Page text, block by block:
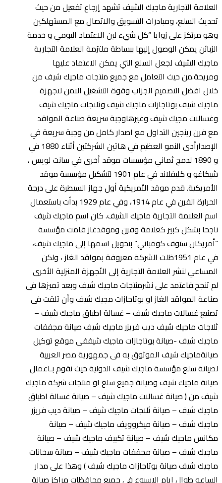
العلامة التجارية ماجيك الشيف تشهد إرجاع تفعيل من حيث
تحديث السلع، ومبادرات التسويق والاتصال مع المستهلكين
وهو مرتكز على زوايا “كل شيء لين الاعتماد اليومي و خدمة
الزبائن يمكن الوصول إليها ببساطة ملتزمة العلامة التجارية
ماجيك الشيف لجعل السلع التي يمكن الاعتماد عليها
ومريحة.من حيث التعامل مع جميع منتجات ماجيك شيف من
خلال افضل التصميم الجزاب وقوة التشغيل الامن لاجهزة
ماجيك شيف بوتاجازات ماجيك شيف وثلاجات ماجيك شيف
وغسالات مجيك شيف وغيرهاوجبة سريعة صناعة المواقد
مع فرن رينجين التداول مع اصدار كامل من وجبة سريعة في
الإصدارأدى النمو العظيم في هاتين الشركتين أثناء 1880 في
و 1890 لدمج ثماني مؤسسات موقد أخرى في سانت لويس ،
شيكاغو و كليفلاند في عام 1901 لتشكيل مؤسسة موقد
الأمريكية. قدم موقد الأمريكية أول جهاز السيطرة على درجة
الحرارة الفرن في عام 1914، وفي عام 1929 بدأت باستعمال
اسم العلامة التجارية ماجيك الشيف. كان اسم ماجيك شيف
ناجحا بشكل كبير كعلامة وفرن وموقدغاز قامت مؤسسة
“أمريكان ستوف كومباني” بتحويل اسمها إلى ماجيك شيف،
في عام 1951ظلت الشركة معروفة بمواقد الغاز ، ولكن
المساعي لنشر العلامة التجارية إلى الأجهزة المنزلية الأخرى
لم تنجح.فاعتمد على نشرمنتجات ماجيك شيف وبعد تميزها فى
صناعة المواقد الغاز او بوتاجازات مجيك شيف وأن تلقت فى
تصنيع غسالات ماجيك شيف – غسالة اطباق ماجيك شيف –
ثلاجات ماجيك شيف ديب فريزر ماجيك شيف صيانة مجففات
ماجيك شيف -صيانة بوتاجازات ماجيك شيففى موقع توكيل
صيانةماجيك شيف الموثوق به فى جمهورية مصر العربية
لصيانة سلع مؤسسة ماجيك شيف الدولية حيث نقوم بـاعمال
صيانة ماجيك شيف وصيانة جميع سلع او منتجات شركة ماجيك
شيف من ( صيانة غسالات ماجيك شيف – صيانة غسالة اطباق
ماجيك شيف – صيانة ثلاجات ماجيك شيف – صيانة ديب فريزر
ماجيك شيف – صيانة ميكروويف ماجيك شيف – صيانة
مكانس ماجيك شيف – صيانة تكييف ماجيك شيف – صيانة
ماجيك شيف – صيانة مجففات ماجيك شيف – صيانة سخانات
ماجيك شيف صيانة بوتاجازات ماجيك شيف ) وهذا على مدار
الساعه طوال ايام الاسبوع في جميع محافظات مراكز صيانة